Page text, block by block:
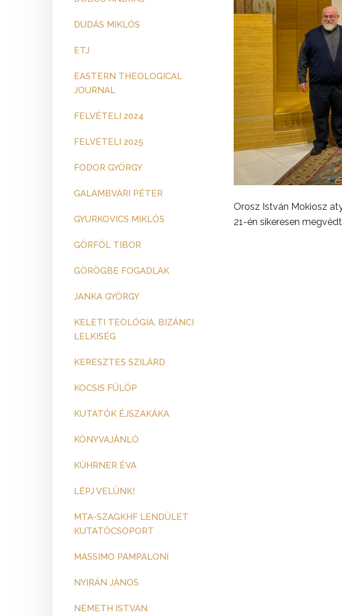
DUDÁS MIKLÓS
ETJ
EASTERN THEOLOGICAL
JOURNAL
FELVÉTELI 2024
FELVÉTELI 2025
FODOR GYÖRGY
GALAMBVÁRI PÉTER
GYURKOVICS MIKLÓS
GÖRFÖL TIBOR
GÖRÖGBE FOGADLAK
JANKA GYÖRGY
KELETI TEOLÓGIA, BIZÁNCI
LELKISÉG
KERESZTES SZILÁRD
KOCSIS FÜLÖP
KUTATÓK ÉJSZAKÁKA
KÖNYVAJÁNLÓ
KÜHRNER ÉVA
LÉPJ VELÜNK!
MTA-SZAGKHF LENDÜLET
KUTATÓCSOPORT
MASSIMO PAMPALONI
NYIRÁN JÁNOS
NÉMETH ISTVÁN
Orosz István Mokiosz
21-én sikeresen